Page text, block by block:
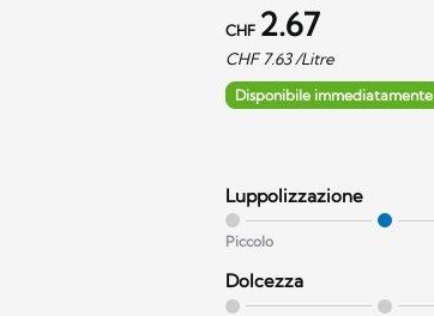
CHF 2.67
CHF 7.63/Litre
Disponibile immediatamente
Luppolizzazione
Piccolo
Dolcezza